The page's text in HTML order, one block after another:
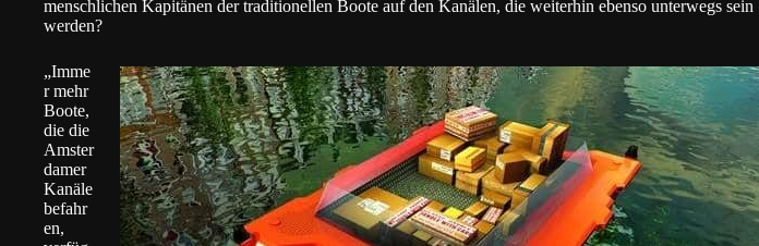
menschlichen Kapitänen der traditionellen Boote auf den Kanälen, die weiterhin ebenso unterwegs sein
werden?
„Imme
r mehr
Boote,
die die
Amster
damer
Kanäle
befahr
en,